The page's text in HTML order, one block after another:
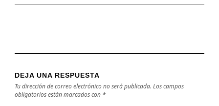
DEJA UNA RESPUESTA
Tu dirección de correo electrónico no será publicada. Los campos
obligatorios están marcados con *